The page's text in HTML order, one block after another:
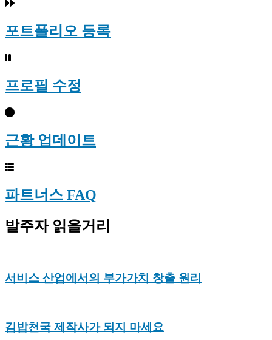
포트폴리오 등록
프로필 수정
근황 업데이트
파트너스 FAQ
발주자 읽을거리
서비스 산업에서의 부가가치 창출 원리
김밥천국 제작사가 되지 마세요